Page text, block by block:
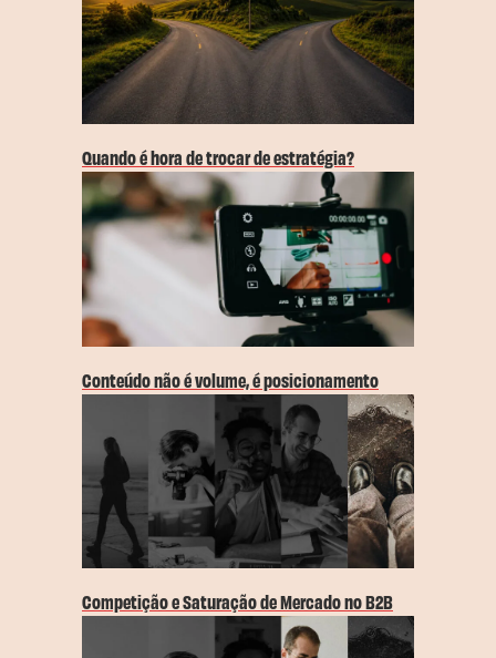
Quando é hora de trocar de estratégia?
Conteúdo não é volume, é posicionamento
Competição e Saturação de Mercado no B2B